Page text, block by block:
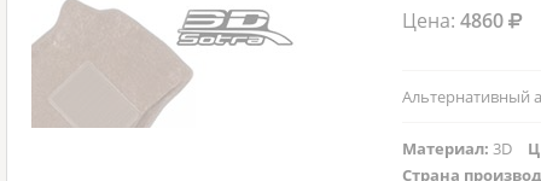
Цена:4860
Альтернативный
Материал:3D
Страна